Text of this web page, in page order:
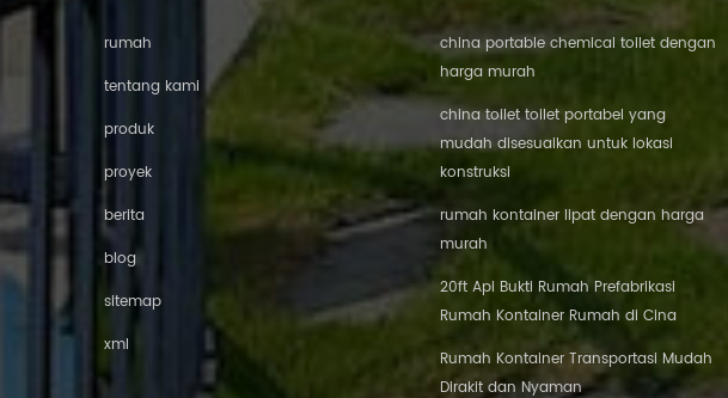
rumah
tentang kami
produk
proyek
berita
blog
sitemap
xml
china portable chemical toilet dengan
harga murah
china toilet toilet portabel yang
mudah disesuaikan untuk lokasi
konstruksi
rumah kontainer lipat dengan harga
murah
20ft Api Bukti Rumah Prefabrikasi
Rumah Kontainer Rumah di Cina
Rumah Kontainer Transportasi Mudah
Dirakit dan Nyaman